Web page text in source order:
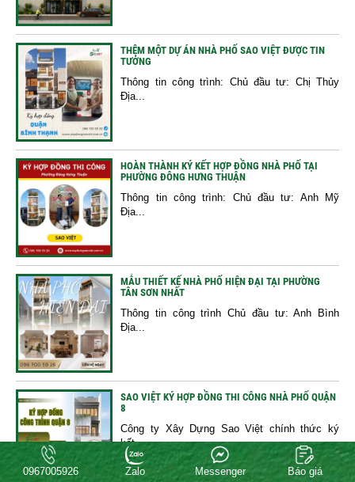
THÊM MỘT DỰ ÁN NHÀ PHỐ SAO VIỆT ĐƯỢC TIN
TƯỞNG
Thông tin công trình: Chủ đầu tư: Chị Thủy
Địa...
HOÀN THÀNH KÝ KẾT HỢP ĐỒNG NHÀ PHỐ TẠI
PHƯỜNG ĐÔNG HƯNG THUẬN
Thông tin công trình: Chủ đầu tư: Anh Mỹ
Địa...
MẪU THIẾT KẾ NHÀ PHỐ HIỆN ĐẠI TẠI PHƯỜNG
TÂN SƠN NHẤT
Thông tin công trình Chủ đầu tư: Anh Bình
Địa...
SAO VIỆT KÝ HỢP ĐỒNG THI CÔNG NHÀ PHỐ QUẬN
8
Công ty Xây Dựng Sao Việt chính thức ký
kết...
0967005926 Zalo Messenger Báo giá